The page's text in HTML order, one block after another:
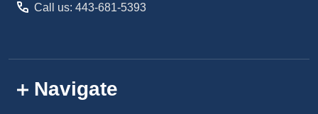
Call us: 443-681-5393
Navigate